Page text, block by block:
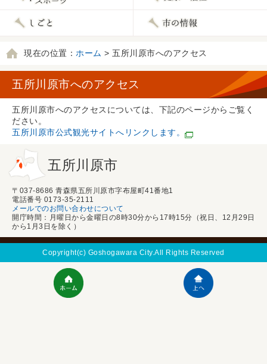
現在の位置： ホーム > 五所川原市へのアクセス
五所川原市へのアクセス
五所川原市へのアクセスについては、下記のページからご覧く
ださい。
五所川原市公式観光サイトへリンクします。
五所川原市
〒037-8686 青森県五所川原市字布屋町41番地1
電話番号 0173-35-2111
メールでのお問い合わせについて
開庁時間：月曜日から金曜日の8時30分から17時15分（祝日、12月29日
から1月3日を除く）
Copyright(c) Goshogawara City.All Rights Reserved